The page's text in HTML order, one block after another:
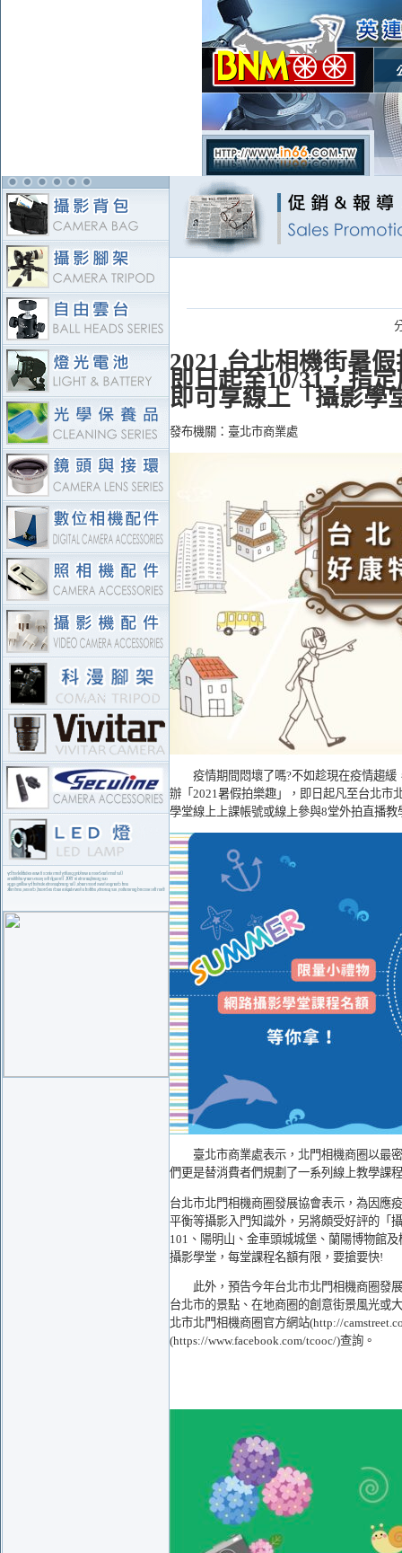
2021 台北相機街暑
即日起至10/31，指
即可享線上「攝影學
發布機關：臺北市商業處
疫情期間悶壞了嗎?不如趁現在疫情趨緩
辦「2021暑假拍樂趣」，即日起凡至台北市
學堂線上上課帳號或線上參與8堂外拍直播
臺北市商業處表示，北門相機商圈以最密
們更是替消費者們規劃了一系列線上教學課
台北市北門相機商圈發展協會表示，為因應
平衡等攝影入門知識外，另將頗受好評的「
101、陽明山、金車頭城城堡、蘭陽博物館
攝影學堂，每堂課程名額有限，要搶要快!
此外，預告今年台北市北門相機商圈發展
台北市的景點、在地商圈的創意街景風光或
北市北門相機商圈官方網站(http://
(https://www.facebook.com/tcooc/)查詢。